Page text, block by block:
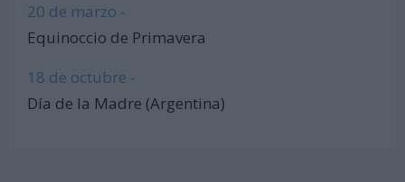
20 de marzo -
Equinoccio de Primavera
18 de octubre -
Día de la Madre (Argentina)